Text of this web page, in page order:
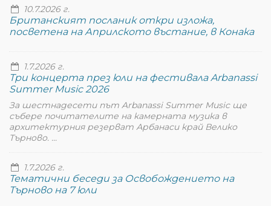
10.7.2026 г.
Британският посланик откри изложа,
посветена на Априлското въстание, в Конака
1.7.2026 г.
Три концерта през юли на фестивала Arbanassi
Summer Music 2026
За шестнадесети път Arbanassi Summer Music ще
събере почитателите на камерната музика в
архитектурния резерват Арбанаси край Велико
Търново. ...
1.7.2026 г.
Тематични беседи за Освобождението на
Търново на 7 юли